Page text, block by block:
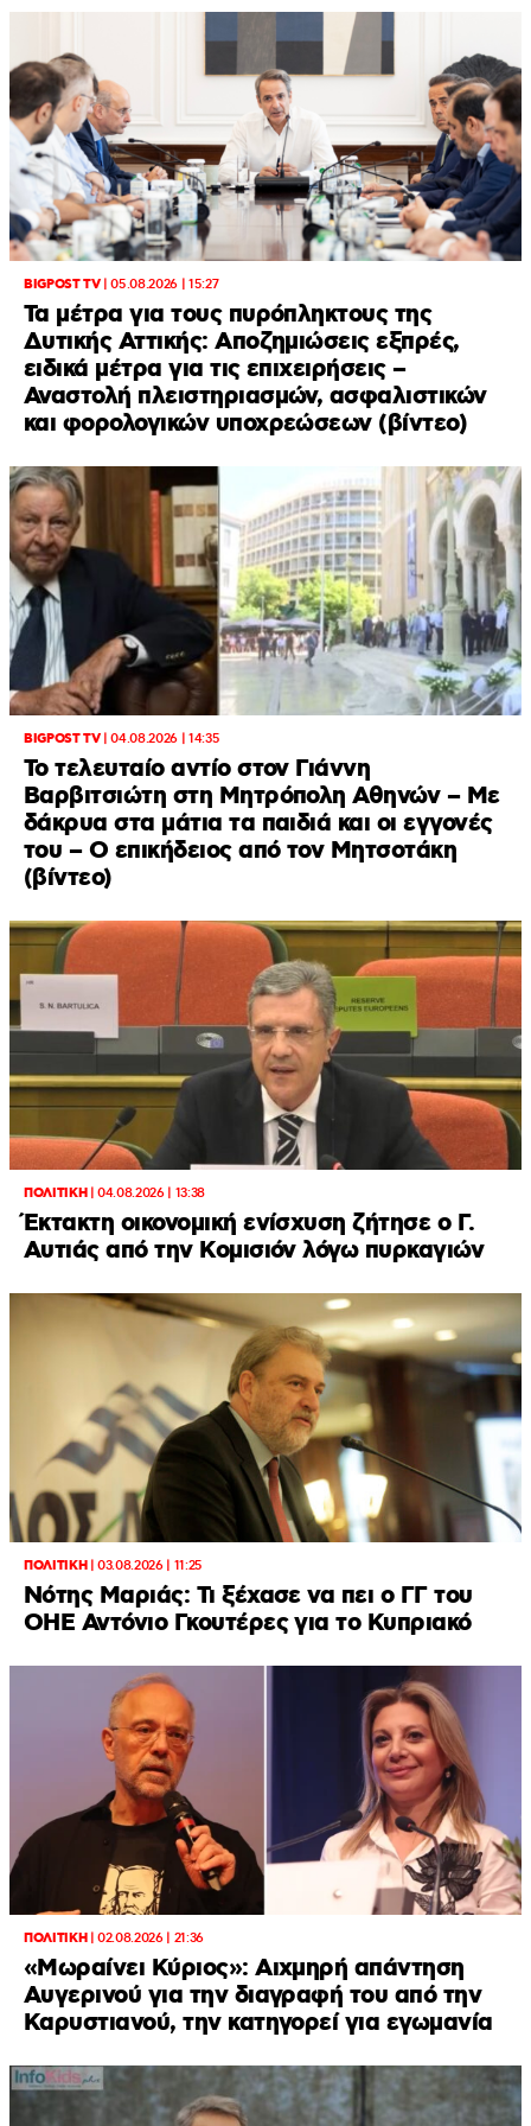
BIGPOST TV|05.08.2026 | 15:27
Τα μέτρα για τους πυρόπληκτους της
Δυτικής Αττικής: Αποζημιώσεις εξπρές,
ειδικά μέτρα για τις επιχειρήσεις –
Αναστολή πλειστηριασμών, ασφαλιστικών
και φορολογικών υποχρεώσεων (βίντεο)
BIGPOST TV|04.08.2026 | 14:35
Το τελευταίο αντίο στον Γιάννη
Βαρβιτσιώτη στη Μητρόπολη Αθηνών – Με
δάκρυα στα μάτια τα παιδιά και οι εγγονές
του – Ο επικήδειος από τον Μητσοτάκη
(βίντεο)
ΠΟΛΙΤΙΚΗ|04.08.2026 | 13:38
Έκτακτη οικονομική ενίσχυση ζήτησε ο Γ.
Αυτιάς από την Κομισιόν λόγω πυρκαγιών
ΠΟΛΙΤΙΚΗ|03.08.2026 | 11:25
Νότης Μαριάς: Τι ξέχασε να πει ο ΓΓ του
ΟΗΕ Αντόνιο Γκουτέρες για το Κυπριακό
ΠΟΛΙΤΙΚΗ|02.08.2026 | 21:36
«Μωραίνει Κύριος»: Αιχμηρή απάντηση
Αυγερινού για την διαγραφή του από την
Καρυστιανού, την κατηγορεί για εγωμανία